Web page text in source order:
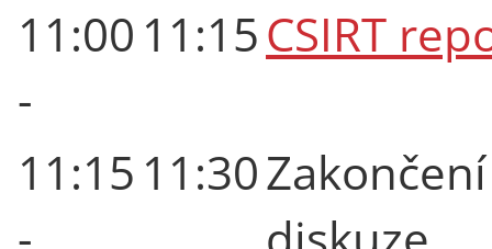
11:00
-
11:15CSIRT
11:15 11:30